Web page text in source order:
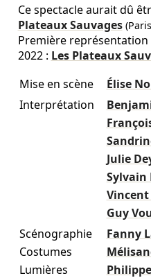
Ce spectacle aurait dû
Plateaux Sauvages
Première
2022 : Les Plateaux
Mise en scène
Élise
Interprétation
Julie
Sylvain
Guy
Scénographie
Fanny
Costumes
Lumières